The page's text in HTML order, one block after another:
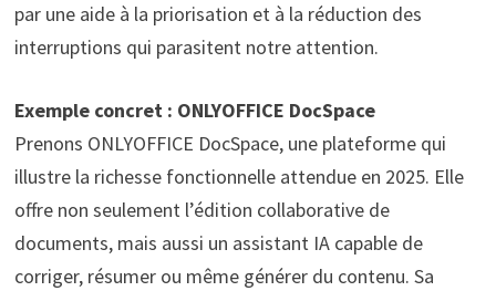
par une aide à la priorisation et à la réduction des
interruptions qui parasitent notre attention.
Exemple concret : ONLYOFFICE DocSpace
Prenons ONLYOFFICE DocSpace, une plateforme qui
illustre la richesse fonctionnelle attendue en 2025. Elle
offre non seulement l’édition collaborative de
documents, mais aussi un assistant IA capable de
corriger, résumer ou même générer du contenu. Sa